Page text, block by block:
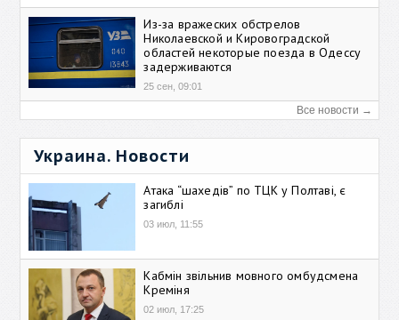
Из-за вражеских обстрелов
Николаевской и Кировоградской
областей некоторые поезда в Одессу
задерживаются
25 сен, 09:01
Все новости →
Украина. Новости
Атака “шахедів” по ТЦК у Полтаві, є
загиблі
03 июл, 11:55
Кабмін звільнив мовного омбудсмена
Креміня
02 июл, 17:25